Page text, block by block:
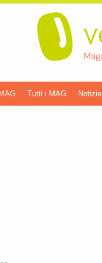
Tutti i MAG Notizie